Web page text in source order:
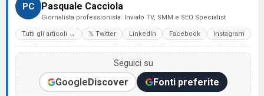
PC Pasquale Cacciola
Giornalista professionista. Inviato TV, SMM e SEO Specialist
Tutti gli articoli → 𝕏 Twitter LinkedIn Facebook Instagram
Seguici su
GoogleDiscover Fonti preferite